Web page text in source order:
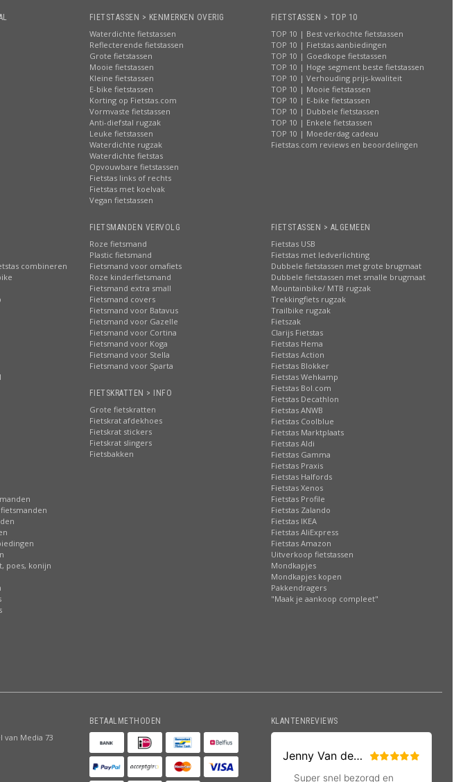
FIETSTASSEN > KENMERKEN OVERIG
Waterdichte fietstassen
Reflecterende fietstassen
Grote fietstassen
Mooie fietstassen
Kleine fietstassen
E-bike fietstassen
Korting op Fietstas.com
Vormvaste fietstassen
Anti-diefstal rugzak
Leuke fietstassen
Waterdichte rugzak
Waterdichte fietstas
Opvouwbare fietstassen
Fietstas links of rechts
Fietstas met koelvak
Vegan fietstassen
FIETSTASSEN > TOP 10
TOP 10 | Best verkochte fietstassen
TOP 10 | Fietstas aanbiedingen
TOP 10 | Goedkope fietstassen
TOP 10 | Hoge segment beste fietstassen
TOP 10 | Verhouding prijs-kwaliteit
TOP 10 | Mooie fietstassen
TOP 10 | E-bike fietstassen
TOP 10 | Dubbele fietstassen
TOP 10 | Enkele fietstassen
TOP 10 | Moederdag cadeau
Fietstas.com reviews en beoordelingen
combineren
poes, konijn
FIETSMANDEN VERVOLG
Roze fietsmand
Plastic fietsmand
Fietsmand voor omafiets
Roze kinderfietsmand
Fietsmand extra small
Fietsmand covers
Fietsmand voor Batavus
Fietsmand voor Gazelle
Fietsmand voor Cortina
Fietsmand voor Koga
Fietsmand voor Stella
Fietsmand voor Sparta
FIETSKRATTEN > INFO
Grote fietskratten
Fietskrat afdekhoes
Fietskrat stickers
Fietskrat slingers
Fietsbakken
FIETSTASSEN > ALGEMEEN
Fietstas USB
Fietstas met ledverlichting
Dubbele fietstassen met grote brugmaat
Dubbele fietstassen met smalle brugmaat
Mountainbike/ MTB rugzak
Trekkingfiets rugzak
Trailbike rugzak
Fietszak
Clarijs Fietstas
Fietstas Hema
Fietstas Action
Fietstas Blokker
Fietstas Wehkamp
Fietstas Bol.com
Fietstas Decathlon
Fietstas ANWB
Fietstas Coolblue
Fietstas Marktplaats
Fietstas Aldi
Fietstas Gamma
Fietstas Praxis
Fietstas Halfords
Fietstas Xenos
Fietstas Profile
Fietstas Zalando
Fietstas IKEA
Fietstas AliExpress
Fietstas Amazon
Uitverkoop fietstassen
Mondkapjes
Mondkapjes kopen
Pakkendragers
"Maak je aankoop compleet"
van Media 73
BETAALMETHODEN KLANTENREVIEWS